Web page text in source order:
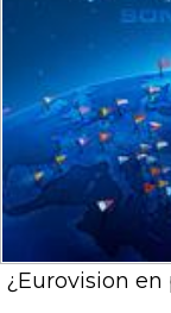
¿Eurovision en